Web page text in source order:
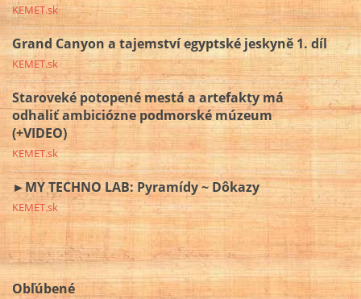
KEMET.sk
Grand Canyon a tajemství egyptské jeskyně 1. díl
KEMET.sk
Staroveké potopené mestá a artefakty má
odhaliť ambiciózne podmorské múzeum
(+VIDEO)
KEMET.sk
►MY TECHNO LAB: Pyramídy ~ Dôkazy
KEMET.sk
Obľúbené